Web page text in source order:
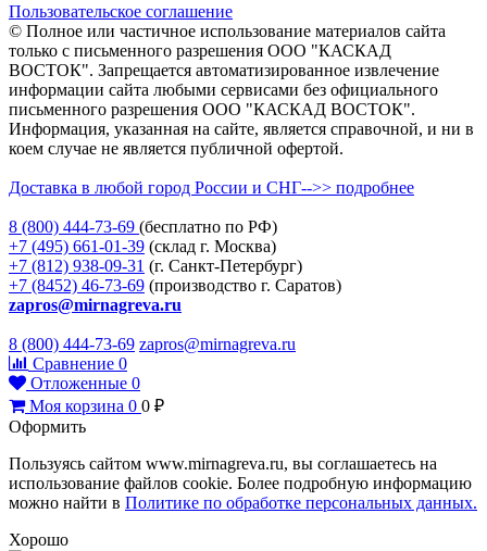
Пользовательское соглашение
© Полное или частичное использование материалов сайта
только с письменного разрешения ООО "КАСКАД
ВОСТОК". Запрещается автоматизированное извлечение
информации сайта любыми сервисами без официального
письменного разрешения ООО "КАСКАД ВОСТОК".
Информация, указанная на сайте, является справочной, и ни в
коем случае не является публичной офертой.
Доставка в любой город России и СНГ-->> подробнее
8 (800) 444-73-69 (бесплатно по РФ)
+7 (495) 661-01-39 (склад г. Москва)
+7 (812) 938-09-31 (г. Санкт-Петербург)
+7 (8452) 46-73-69 (производство г. Саратов)
zapros@mirnagreva.ru
8 (800) 444-73-69 zapros@mirnagreva.ru
Сравнение 0
Отложенные 0
Моя корзина 0 0 ₽
Оформить
Пользуясь сайтом www.mirnagreva.ru, вы соглашаетесь на
использование файлов cookie. Более подробную информацию
можно найти в Политике по обработке персональных данных.
Хорошо